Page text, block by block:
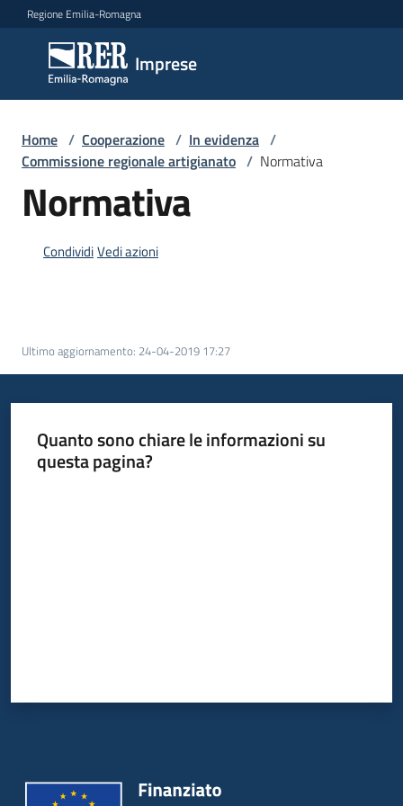
Vai al contenuto
Vai alla navigazione
Vai al footer
Regione Emilia-Romagna
Imprese
Imprese
Argomenti
Novità
Atti
Bandi
Piani
Programmi
Seguici
Home / Cooperazione / In evidenza /
Commissione regionale artigianato / Normativa
Normativa
CondividiVedi azioni
Ultimo aggiornamento: 24-04-2019 17:27
Quanto sono chiare le informazioni su
questa pagina?